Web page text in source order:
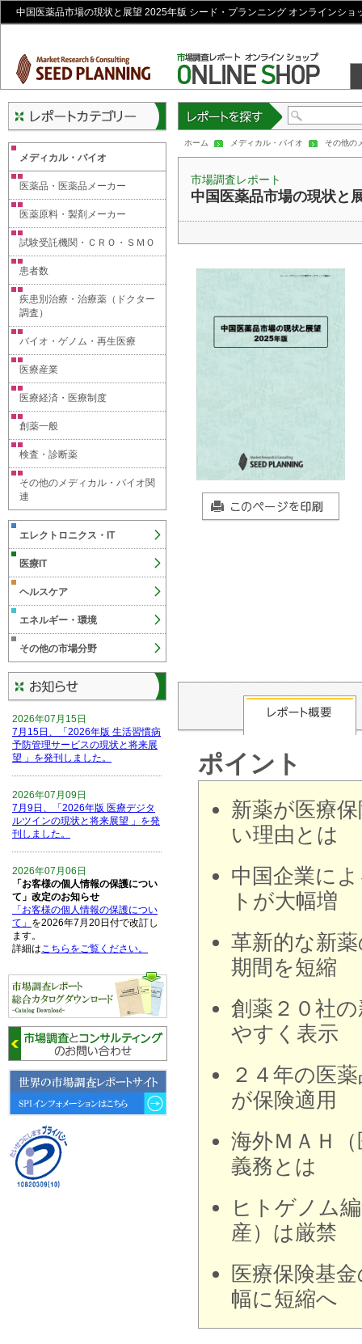
中国医薬品市場の現状と展望 2025年版 シード・プランニング オンラインショ
ホーム メディカル・バイオ その他の
市場調査レポート
中国医薬品市場の現状と
ポイント
新薬が医療
い理由とは
中国企業に
トが大幅増
革新的な新
期間を短縮
創薬２０社
やすく表示
２４年の医
が保険適用
海外ＭＡＨ
義務とは
ヒトゲノム
産）は厳禁
医療保険基
幅に短縮へ
メディカル・バイオ
医薬品・医薬品メーカー
医薬原料・製剤メーカー
試験受託機関・ＣＲＯ・ＳＭＯ
患者数
疾患別治療・治療薬（ドクター
調査）
バイオ・ゲノム・再生医療
医療産業
医療経済・医療制度
創薬一般
検査・診断薬
その他のメディカル・バイオ関
連
エレクトロニクス・IT
医療IT
ヘルスケア
エネルギー・環境
その他の市場分野
2026年07月15日
7月15日、「2026年版 生活習慣病
予防管理サービスの現状と将来展
望 」を発刊しました。
2026年07月09日
7月9日、「2026年版 医療デジタ
ルツインの現状と将来展望 」を発
刊しました。
2026年07月06日
「お客様の個人情報の保護につい
て」改定のお知らせ
「お客様の個人情報の保護につい
て」 を2026年7月20日付で改訂し
ます。
詳細はこちらをご覧ください。
2026年06月15日
6月15日、「中国の医療保険医薬
品リスト 」を発刊しました。
2026年06月01日
6月1日、「2026-27年版 5G SA、
6GにおけるIoT／サービス市場の
動向 」を発刊しました。
2026年04月30日
4月30日、「2026年版 オンライン
診療サービスの現状と将来展望 」
を発刊しました。